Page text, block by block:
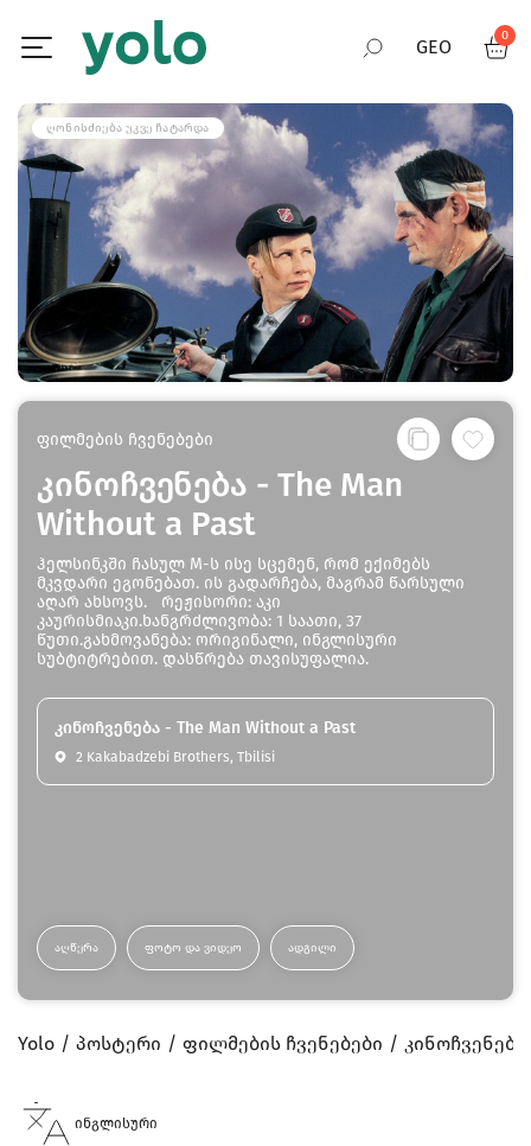
GEO
RUS
ENG
0
ᲦᲝᲜᲘᲡᲫᲘᲔᲑᲐ ᲣᲙᲕᲔ ᲩᲐᲢᲐᲠᲓᲐ
ფილმების ჩვენებები
კინოჩვენება - The Man
Without a Past
ჰელსინკში ჩასულ M-ს ისე სცემენ, რომ ექიმებს
მკვდარი ეგონებათ. ის გადარჩება, მაგრამ წარსული
აღარ ახსოვს. რეჟისორი: აკი
კაურისმიაკი.ხანგრძლივობა: 1 საათი, 37
წუთი.გახმოვანება: ორიგინალი, ინგლისური
სუბტიტრებით. დასწრება თავისუფალია.
კინოჩვენება - The Man Without a Past
2 Kakabadzebi Brothers, Tbilisi
ᲐᲦᲬᲔᲠᲐ ᲤᲝᲢᲝ ᲓᲐ ᲕᲘᲓᲔᲝ ᲐᲓᲒᲘᲚᲘ
Yolo პოსტერი ფილმების ჩვენებები კინოჩვენება
ინგლისური